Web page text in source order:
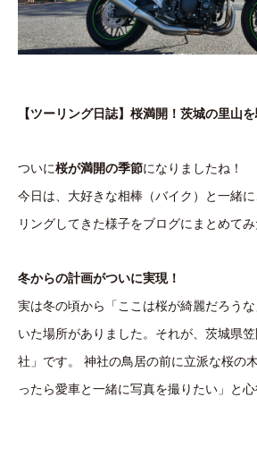
【ツーリング日誌】桜満開！茨城の里山
ついに桜が満開の季節になりましたね！
今日は、大好きな相棒（バイク）と一緒
リングしてきた様子をブログにまとめてみ
冬からの計画がついに実現！
実は冬の頃から「ここは桜が綺麗だろう
いた場所がありました。それが、茨城県
社」です。 神社の鳥居の前に立派な桜の
ったら愛車と一緒に写真を撮りたい」と心